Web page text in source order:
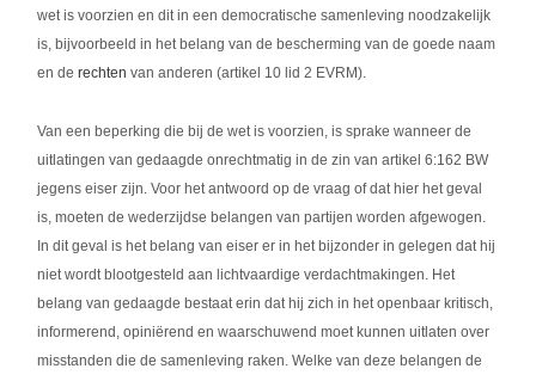
wet is voorzien en dit in een democratische samenleving noodzakelijk
is, bijvoorbeeld in het belang van de bescherming van de goede naam
en derechten van anderen (artikel 10 lid 2 EVRM).
Van een beperking die bij de wet is voorzien, is sprake wanneer de
uitlatingen van gedaagde onrechtmatig in de zin van artikel 6:162 BW
jegens eiser zijn. Voor het antwoord op de vraag of dat hier het geval
is, moeten de wederzijdse belangen van partijen worden afgewogen.
In dit geval is het belang van eiser er in het bijzonder in gelegen dat hij
niet wordt blootgesteld aan lichtvaardige verdachtmakingen. Het
belang van gedaagde bestaat erin dat hij zich in het openbaar kritisch,
informerend, opiniërend en waarschuwend moet kunnen uitlaten over
misstanden die de samenleving raken. Welke van deze belangen de